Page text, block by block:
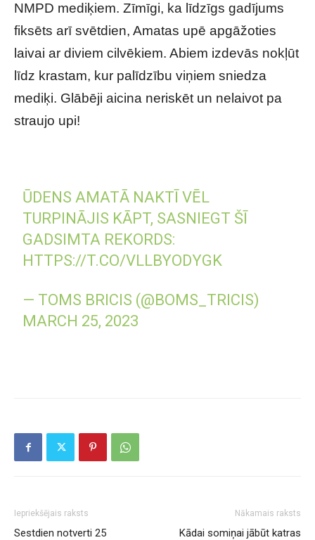
NMPD mediķiem. Zīmīgi, ka līdzīgs gadījums
fiksēts arī svētdien, Amatas upē apgāžoties
laivai ar diviem cilvēkiem. Abiem izdevās nokļūt
līdz krastam, kur palīdzību viņiem sniedza
mediķi. Glābēji aicina neriskēt un nelaivot pa
straujo upi!
ŪDENS AMATĀ NAKTĪ VĒL
TURPINĀJIS KĀPT, SASNIEGT ŠĪ
GADSIMTA REKORDS:
HTTPS://T.CO/VLLBYODYGK
— TOMS BRICIS (@BOMS_TRICIS)
MARCH 25, 2023
Iepriekšējais raksts
Sestdien notverti 25
Nākamais raksts
Kādai somiņai jābūt katras